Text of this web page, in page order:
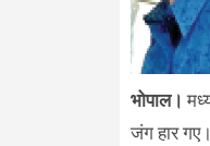
भोपाल।
जंग हार